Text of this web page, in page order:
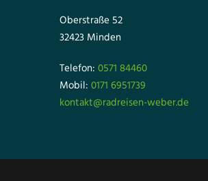
Oberstraße 52
32423 Minden
Telefon: 0571 84460
Mobil: 0171 6951739
kontakt@radreisen-weber.de